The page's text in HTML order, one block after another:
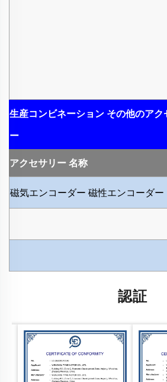
生産コンビネーション その他のアク
ー
アクセサリー 名称
磁気エンコーダー 磁性エンコーダー
認証